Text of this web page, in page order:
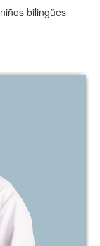
bilingües